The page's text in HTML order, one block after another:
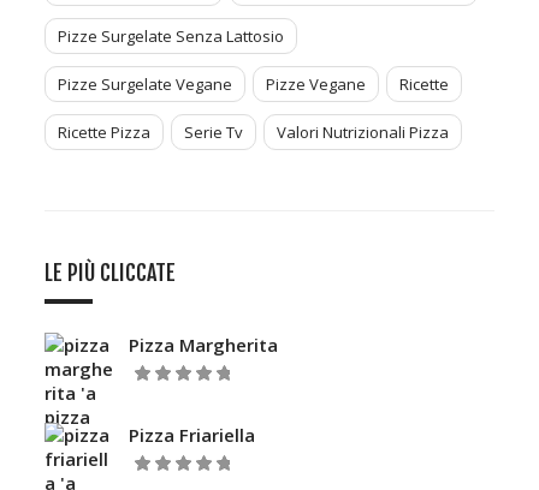
Pizze Surgelate Senza Lattosio
Pizze Surgelate Vegane Pizze Vegane Ricette
Ricette Pizza Serie Tv Valori Nutrizionali Pizza
LE PIÙ CLICCATE
Pizza Margherita
Pizza Friariella